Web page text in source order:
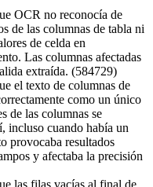
OCR no reconocía de
de las columnas de tabla ni
de celda en
Las columnas afectadas
extraída. (584729)
el texto de columnas de
como un único
de las columnas se
incluso cuando había un
provocaba resultados
y afectaba la precisión
las filas vacías al final de